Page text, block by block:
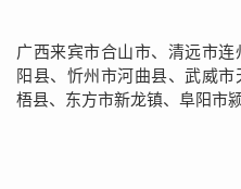
广西来宾市合山市、清远市
阳县、忻州市河曲县、武威
梧县、东方市新龙镇、阜阳市